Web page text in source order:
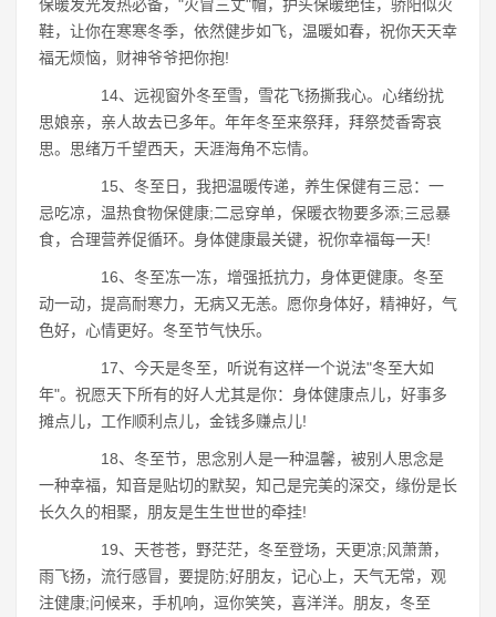
保暖发光发热必备，"火冒三丈"帽，护头保暖绝佳，骄阳似火
鞋，让你在寒寒冬季，依然健步如飞，温暖如春，祝你天天幸
福无烦恼，财神爷爷把你抱!
14、远视窗外冬至雪，雪花飞扬撕我心。心绪纷扰
思娘亲，亲人故去已多年。年年冬至来祭拜，拜祭焚香寄哀
思。思绪万千望西天，天涯海角不忘情。
15、冬至日，我把温暖传递，养生保健有三忌：一
忌吃凉，温热食物保健康;二忌穿单，保暖衣物要多添;三忌暴
食，合理营养促循环。身体健康最关键，祝你幸福每一天!
16、冬至冻一冻，增强抵抗力，身体更健康。冬至
动一动，提高耐寒力，无病又无恙。愿你身体好，精神好，气
色好，心情更好。冬至节气快乐。
17、今天是冬至，听说有这样一个说法"冬至大如
年"。祝愿天下所有的好人尤其是你：身体健康点儿，好事多
摊点儿，工作顺利点儿，金钱多赚点儿!
18、冬至节，思念别人是一种温馨，被别人思念是
一种幸福，知音是贴切的默契，知己是完美的深交，缘份是长
长久久的相聚，朋友是生生世世的牵挂!
19、天苍苍，野茫茫，冬至登场，天更凉;风萧萧，
雨飞扬，流行感冒，要提防;好朋友，记心上，天气无常，观
注健康;问候来，手机响，逗你笑笑，喜洋洋。朋友，冬至